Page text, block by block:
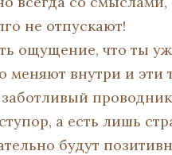
не отпускают!
ощущение, что ты
меняют внутри и
а есть лишь
будут